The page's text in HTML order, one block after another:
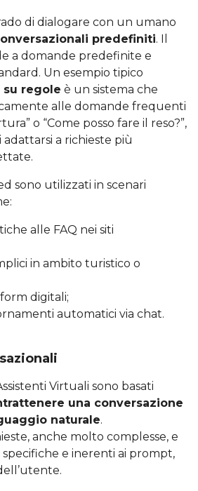
di dialogare con un umano
predefiniti. Il
a domande predefinite e
Un esempio tipico
su regole è un sistema che
alle domande frequenti
o “Come posso fare il reso?”,
adattarsi a richieste più
sono utilizzati in scenari
alle FAQ nei siti
in ambito turistico o
digitali;
automatici via chat.
Virtuali sono basati
una conversazione
naturale.
anche molto complesse, e
e inerenti ai prompt,